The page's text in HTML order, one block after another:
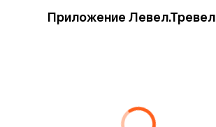
Приложение Левел.Тревел